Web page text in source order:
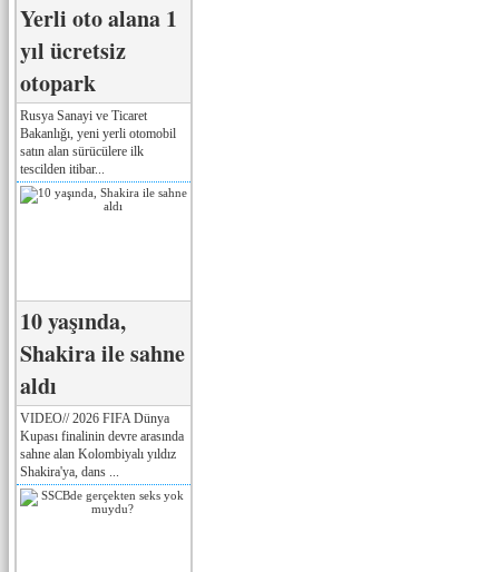
Yerli oto alana 1
yıl ücretsiz
otopark
Rusya Sanayi ve Ticaret
Bakanlığı, yeni yerli otomobil
satın alan sürücülere ilk
tescilden itibar...
10 yaşında,
Shakira ile sahne
aldı
VIDEO// 2026 FIFA Dünya
Kupası finalinin devre arasında
sahne alan Kolombiyalı yıldız
Shakira'ya, dans ...